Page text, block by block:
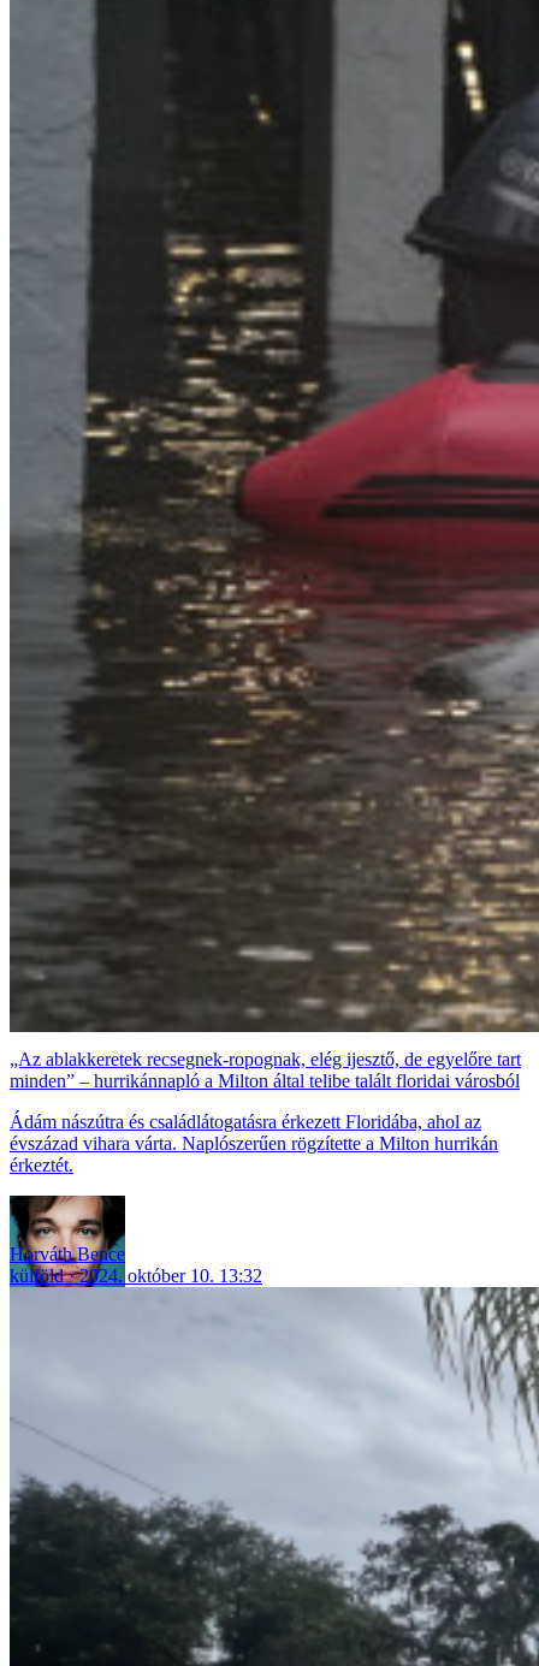
„Az ablakkeretek recsegnek-ropognak, elég ijesztő, de egyelőre tart
minden” – hurrikánnapló a Milton által telibe talált floridai városból
Ádám nászútra és családlátogatásra érkezett Floridába, ahol az
évszázad vihara várta. Naplószerűen rögzítette a Milton hurrikán
érkeztét.
Horváth Bence
külföld
2024. október 10. 13:32